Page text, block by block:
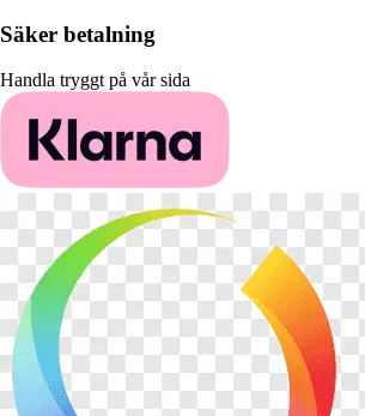
Säker betalning
Handla tryggt på vår sida